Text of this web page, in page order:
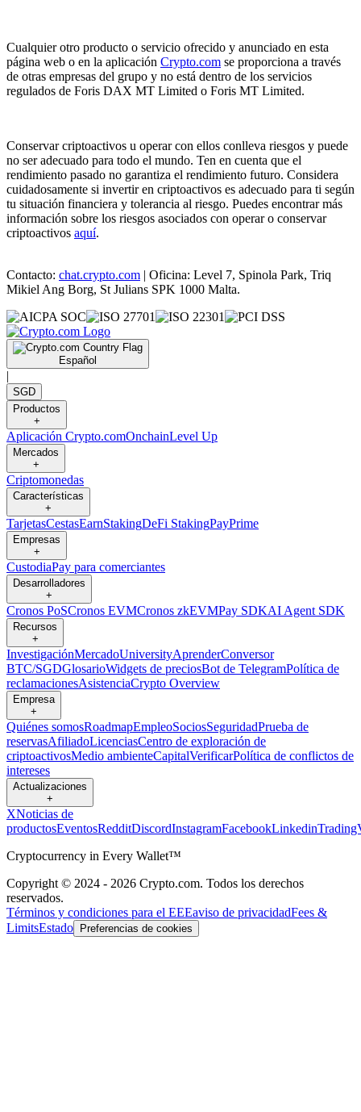
Cualquier otro producto o servicio ofrecido y anunciado en esta
página web o en la aplicación Crypto.com se proporciona a través
de otras empresas del grupo y no está dentro de los servicios
regulados de Foris DAX MT Limited o Foris MT Limited.
Conservar criptoactivos u operar con ellos conlleva riesgos y puede
no ser adecuado para todo el mundo. Ten en cuenta que el
rendimiento pasado no garantiza el rendimiento futuro. Considera
cuidadosamente si invertir en criptoactivos es adecuado para ti según
tu situación financiera y tolerancia al riesgo. Puedes encontrar más
información sobre los riesgos asociados con operar o conservar
criptoactivos aquí.
Contacto: chat.crypto.com | Oficina: Level 7, Spinola Park, Triq
Mikiel Ang Borg, St Julians SPK 1000 Malta.
Español
|
SGD
Productos
+
Aplicación Crypto.comOnchainLevel Up
Mercados
+
Criptomonedas
Características
+
TarjetasCestasEarnStakingDeFi StakingPayPrime
Empresas
+
CustodiaPay para comerciantes
Desarrolladores
+
Cronos PoSCronos EVMCronos zkEVMPay SDKAI Agent SDK
Recursos
+
InvestigaciónMercadoUniversityAprenderConversor
BTC/SGDGlosarioWidgets de preciosBot de TelegramPolítica de
reclamacionesAsistenciaCrypto Overview
Empresa
+
Quiénes somosRoadmapEmpleoSociosSeguridadPrueba de
reservasAfiliadoLicenciasCentro de exploración de
criptoactivosMedio ambienteCapitalVerificarPolítica de conflictos de
intereses
Actualizaciones
+
XNoticias de
productosEventosRedditDiscordInstagramFacebookLinkedin
Cryptocurrency in Every Wallet™
Copyright © 2024 - 2026 Crypto.com. Todos los derechos
reservados.
Términos y condiciones para el EEEaviso de privacidadFees &
LimitsEstado Preferencias de cookies